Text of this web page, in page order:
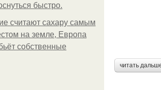
быстро.
считают сахару самым
на земле, Европа
собственные
читать